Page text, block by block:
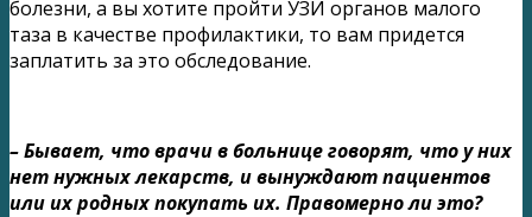
болезни, а вы хотите пройти УЗИ органов малого
таза в качестве профилактики, то вам придется
заплатить за это обследование.
– Бывает, что врачи в больнице говорят, что у них
нет нужных лекарств, и вынуждают пациентов
или их родных покупать их. Правомерно ли это?